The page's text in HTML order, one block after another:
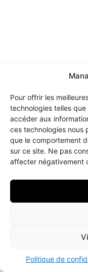
Pour offrir les
technologies telles
accéder aux
ces technologies nous
que le comportement
sur ce site. Ne pas
affecter négativement
Politique de